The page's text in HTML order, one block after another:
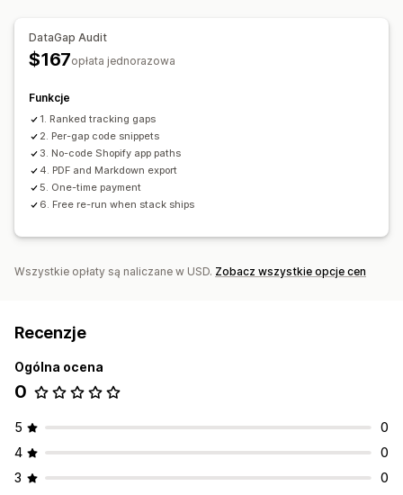
Materiały wizualne i raporty
Niestandardowe raporty
DataGap Audit
$167opłata jednorazowa
Funkcje
1. Ranked tracking gaps
2. Per-gap code snippets
3. No-code Shopify app paths
4. PDF and Markdown export
5. One-time payment
6. Free re-run when stack ships
Wszystkie opłaty są naliczane w USD. Zobacz wszystkie opcje cen
Recenzje
Ogólna ocena
0
5
0
4
0
3
0